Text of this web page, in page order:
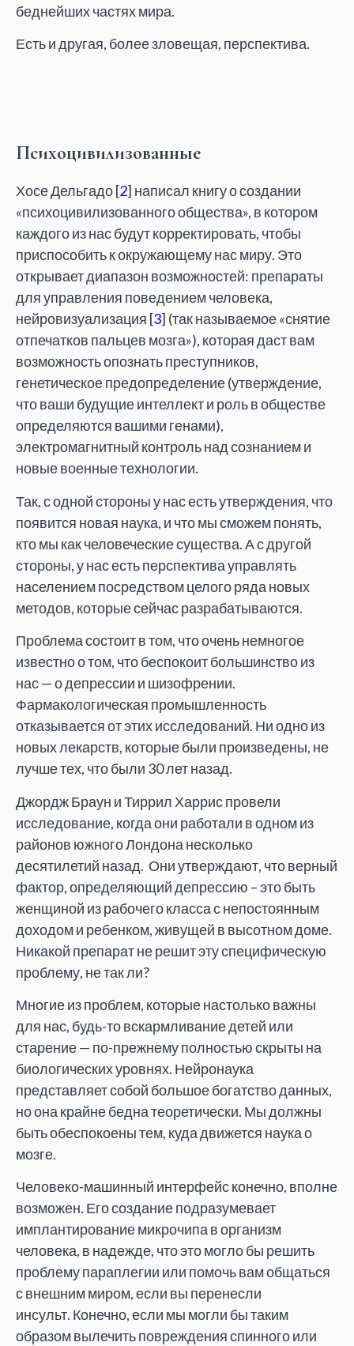
беднейших частях мира.
Есть и другая, более зловещая, перспектива.
Психоцивилизованные
Хосе Дельгадо [2] написал книгу о создании
«психоцивилизованного общества», в котором
каждого из нас будут корректировать, чтобы
приспособить к окружающему нас миру. Это
открывает диапазон возможностей: препараты
для управления поведением человека,
нейровизуализация [3] (так называемое «снятие
отпечатков пальцев мозга»), которая даст вам
возможность опознать преступников,
генетическое предопределение (утверждение,
что ваши будущие интеллект и роль в обществе
определяются вашими генами),
электромагнитный контроль над сознанием и
новые военные технологии.
Так, с одной стороны у нас есть утверждения, что
появится новая наука, и что мы сможем понять,
кто мы как человеческие существа. А с другой
стороны, у нас есть перспектива управлять
населением посредством целого ряда новых
методов, которые сейчас разрабатываются.
Проблема состоит в том, что очень немногое
известно о том, что беспокоит большинство из
нас — о депрессии и шизофрении.
Фармакологическая промышленность
отказывается от этих исследований. Ни одно из
новых лекарств, которые были произведены, не
лучше тех, что были 30 лет назад.
Джордж Браун и Тиррил Харрис провели
исследование, когда они работали в одном из
районов южного Лондона несколько
десятилетий назад. Они утверждают, что верный
фактор, определяющий депрессию – это быть
женщиной из рабочего класса с непостоянным
доходом и ребенком, живущей в высотном доме.
Никакой препарат не решит эту специфическую
проблему, не так ли?
Многие из проблем, которые настолько важны
для нас, будь-то вскармливание детей или
старение — по-прежнему полностью скрыты на
биологических уровнях. Нейронаука
представляет собой большое богатство данных,
но она крайне бедна теоретически. Мы должны
быть обеспокоены тем, куда движется наука о
мозге.
Человеко-машинный интерфейс конечно, вполне
возможен. Его создание подразумевает
имплантирование микрочипа в организм
человека, в надежде, что это могло бы решить
проблему параплегии или помочь вам общаться
с внешним миром, если вы перенесли
инсульт. Конечно, если мы могли бы таким
образом вылечить повреждения спинного или